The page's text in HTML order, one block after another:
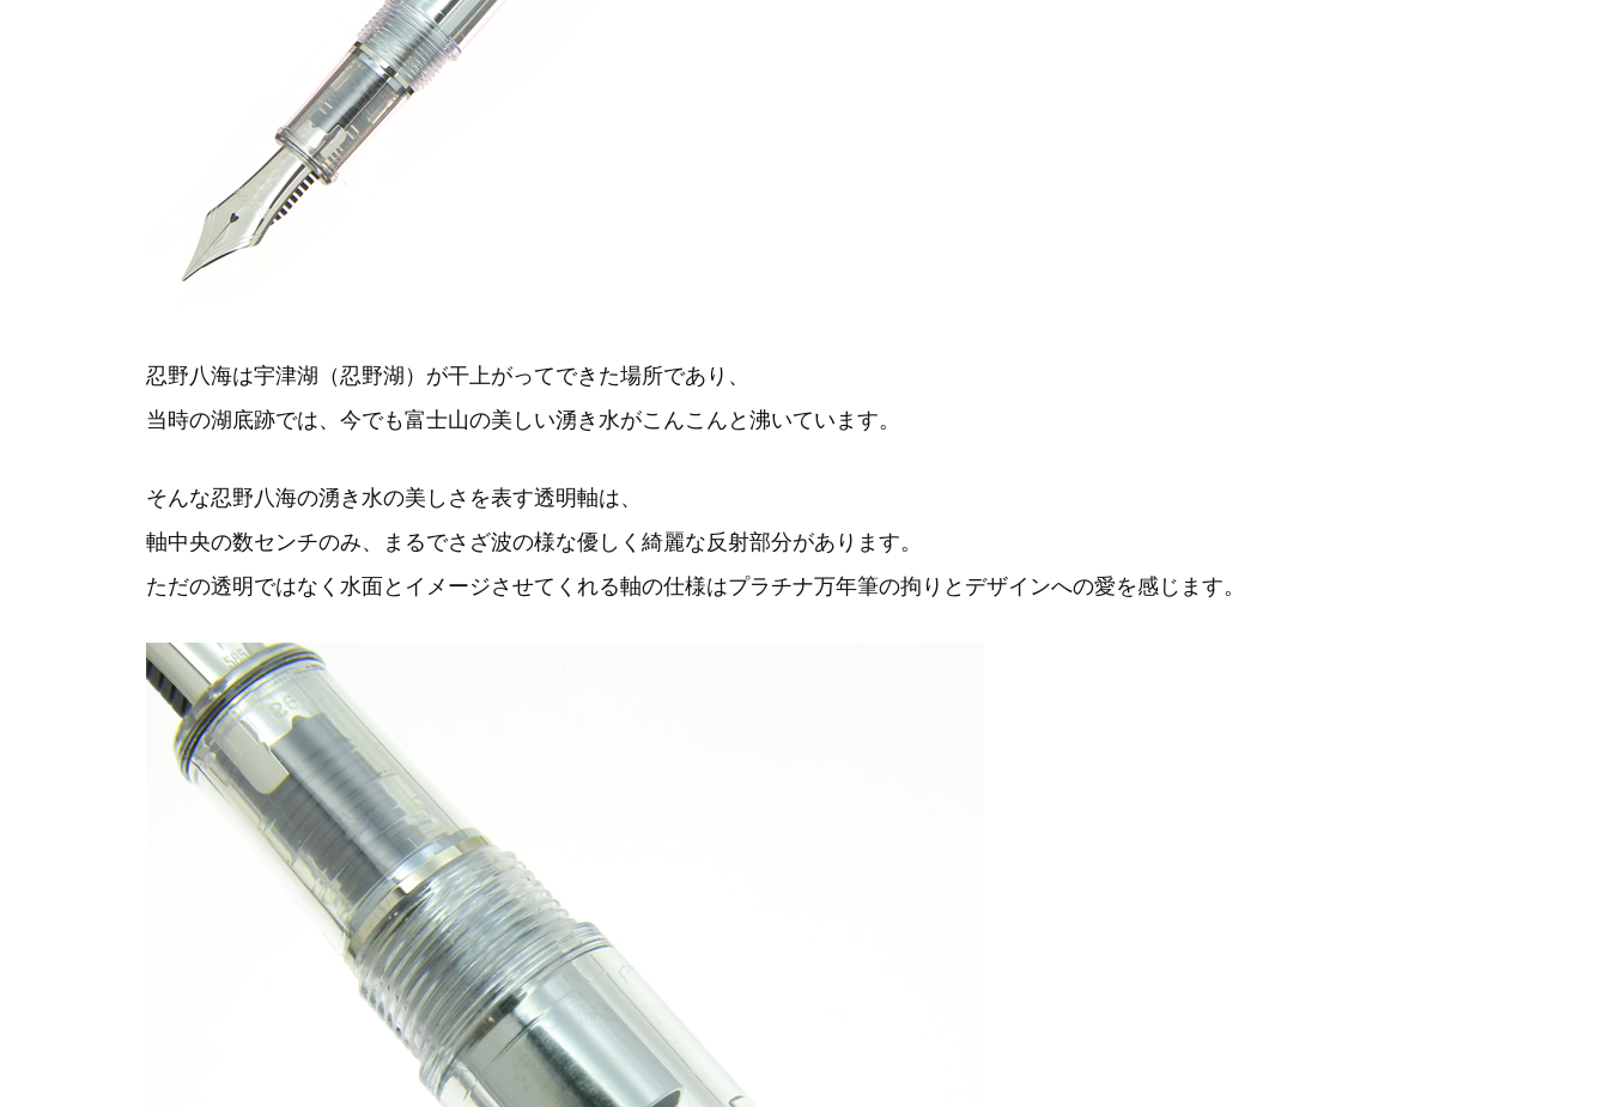
忍野八海は宇津湖（忍野湖）が干上がってできた場所であり、
当時の湖底跡では、今でも富士山の美しい湧き水がこんこんと沸いています。
そんな忍野八海の湧き水の美しさを表す透明軸は、
軸中央の数センチのみ、まるでさざ波の様な優しく綺麗な反射部分があります。
ただの透明ではなく水面とイメージさせてくれる軸の仕様はプラチナ万年筆の拘りとデザインへの愛を感じます。